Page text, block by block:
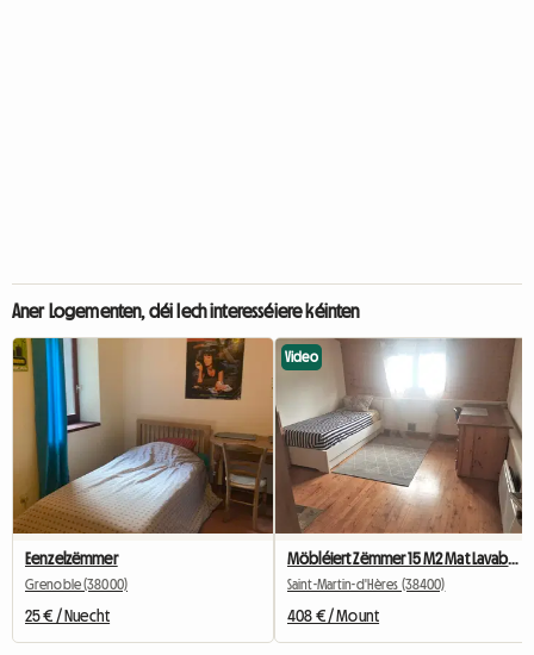
Aner Logementen, déi Iech interesséiere kéinten
Eenzelzëmmer
Grenoble (38000)
25 € / Nuecht
Video
Möbléiert Zëmmer 15 M2 Mat Lavabo & eegenem Frigo
Saint-Martin-d'Hères (38400)
408 € / Mount